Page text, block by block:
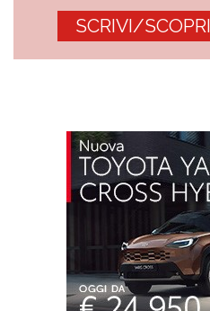
SCRIVI/